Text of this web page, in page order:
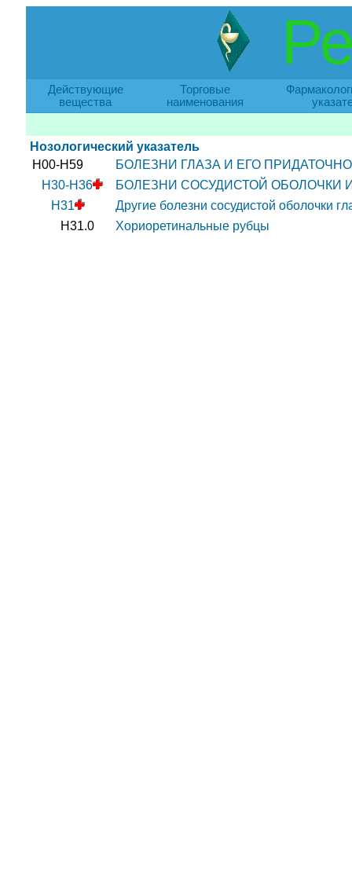
Действующие
вещества
Торговые
наименования
Нозологический указатель
H00-H59
БОЛЕЗНИ ГЛАЗА И ЕГО
H30-H36
БОЛЕЗНИ СОСУДИСТОЙ ОБОЛОЧКИ
H31
Другие болезни сосудистой оболочки
H31.0
Хориоретинальные рубцы